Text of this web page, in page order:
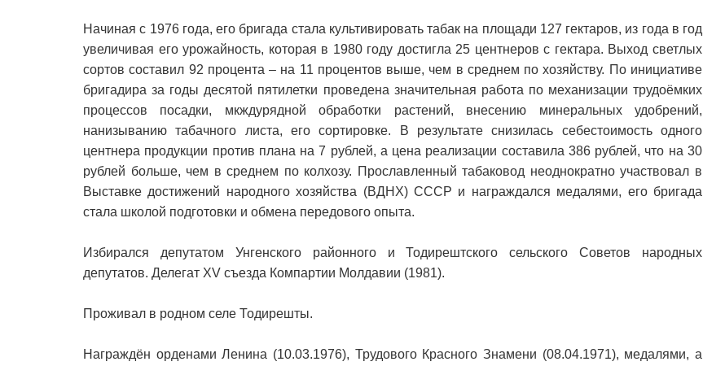
Начиная с 1976 года, его бригада стала культивировать табак на площади 127 гектаров, из года в год
увеличивая его урожайность, которая в 1980 году достигла 25 центнеров с гектара. Выход светлых
сортов составил 92 процента – на 11 процентов выше, чем в среднем по хозяйству. По инициативе
бригадира за годы десятой пятилетки проведена значительная работа по механизации трудоёмких
процессов посадки, мкждурядной обработки растений, внесению минеральных удобрений,
нанизыванию табачного листа, его сортировке. В результате снизилась себестоимость одного
центнера продукции против плана на 7 рублей, а цена реализации составила 386 рублей, что на 30
рублей больше, чем в среднем по колхозу. Прославленный табаковод неоднократно участвовал в
Выставке достижений народного хозяйства (ВДНХ) СССР и награждался медалями, его бригада
стала школой подготовки и обмена передового опыта.
Избирался депутатом Унгенского районного и Тодирештского сельского Советов народных
депутатов. Делегат XV съезда Компартии Молдавии (1981).
Проживал в родном селе Тодирешты.
Награждён орденами Ленина (10.03.1976), Трудового Красного Знамени (08.04.1971), медалями, а